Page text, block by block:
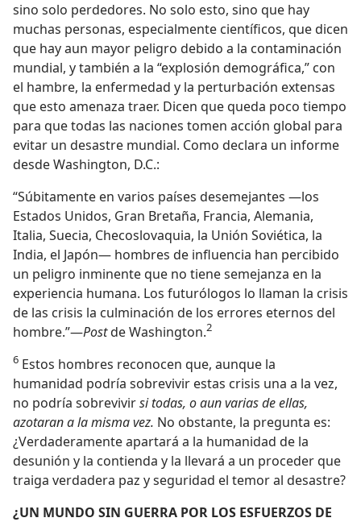
sino solo perdedores. No solo esto, sino que hay
muchas personas, especialmente científicos, que dicen
que hay aun mayor peligro debido a la contaminación
mundial, y también a la “explosión demográfica,” con
el hambre, la enfermedad y la perturbación extensas
que esto amenaza traer. Dicen que queda poco tiempo
para que todas las naciones tomen acción global para
evitar un desastre mundial. Como declara un informe
desde Washington, D.C.:
“Súbitamente en varios países desemejantes —los
Estados Unidos, Gran Bretaña, Francia, Alemania,
Italia, Suecia, Checoslovaquia, la Unión Soviética, la
India, el Japón— hombres de influencia han percibido
un peligro inminente que no tiene semejanza en la
experiencia humana. Los futurólogos lo llaman la crisis
de las crisis la culminación de los errores eternos del
hombre.”—Postde Washington.2
6 Estos hombres reconocen que, aunque la
humanidad podría sobrevivir estas crisis una a la vez,
no podría sobrevivirsi todas, o aun varias de ellas,
azotaran a la misma vez. No obstante, la pregunta es:
¿Verdaderamente apartará a la humanidad de la
desunión y la contienda y la llevará a un proceder que
traiga verdadera paz y seguridad el temor al desastre?
¿UN MUNDO SIN GUERRA POR LOS ESFUERZOS DE